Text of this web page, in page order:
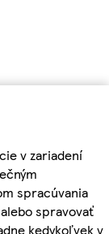
v zariadení
spracúvania
spravovať
kedykoľvek v